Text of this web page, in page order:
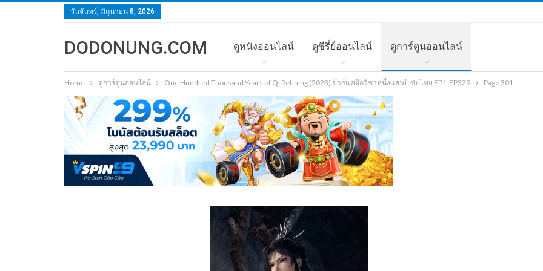
วันจันทร์, มิถุนายน 8, 2026
DODONUNG.COM ดูหนังออนไลน์ ดูซีรี่ย์ออนไลน์ ดูการ์ตูนออนไลน์
Home ดูการ์ตูนออนไลน์ One Hundred Thousand Years of Qi Refining (2023) ข้าก็แค่ฝึกวิชาหนึ่งแสนปี ซับไทย EP1-EP329 Page 301